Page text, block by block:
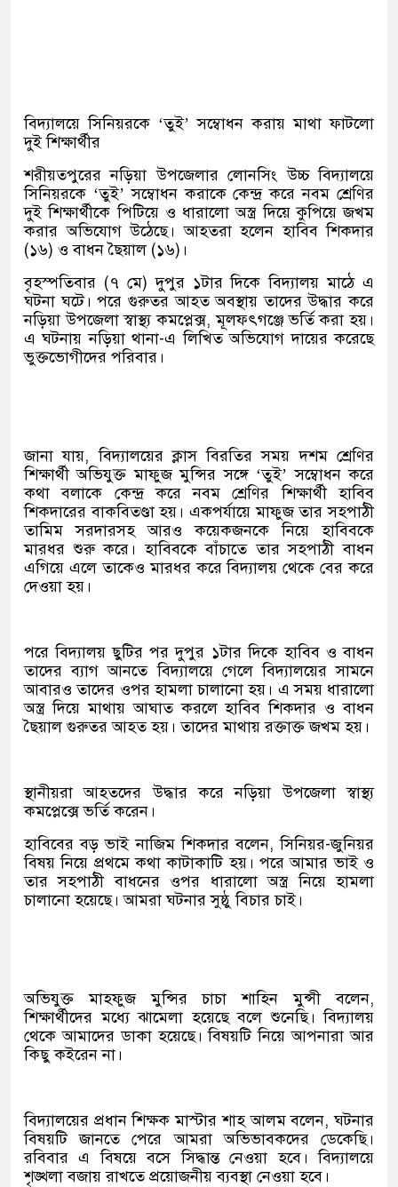
বিদ্যালয়ে সিনিয়রকে ‘তুই’ সম্বোধন করায় মাথা ফাটলো
দুই শিক্ষার্থীর
শরীয়তপুরের নড়িয়া উপজেলার লোনসিং উচ্চ বিদ্যালয়ে
সিনিয়রকে ‘তুই’ সম্বোধন করাকে কেন্দ্র করে নবম শ্রেণির
দুই শিক্ষার্থীকে পিটিয়ে ও ধারালো অস্ত্র দিয়ে কুপিয়ে জখম
করার অভিযোগ উঠেছে। আহতরা হলেন হাবিব শিকদার
(১৬) ও বাধন ছৈয়াল (১৬)।
বৃহস্পতিবার (৭ মে) দুপুর ১টার দিকে বিদ্যালয় মাঠে এ
ঘটনা ঘটে। পরে গুরুতর আহত অবস্থায় তাদের উদ্ধার করে
নড়িয়া উপজেলা স্বাস্থ্য কমপ্লেক্স, মূলফৎগঞ্জে ভর্তি করা হয়।
এ ঘটনায় নড়িয়া থানা-এ লিখিত অভিযোগ দায়ের করেছে
ভুক্তভোগীদের পরিবার।
জানা যায়, বিদ্যালয়ের ক্লাস বিরতির সময় দশম শ্রেণির
শিক্ষার্থী অভিযুক্ত মাফুজ মুন্সির সঙ্গে ‘তুই’ সম্বোধন করে
কথা বলাকে কেন্দ্র করে নবম শ্রেণির শিক্ষার্থী হাবিব
শিকদারের বাকবিতণ্ডা হয়। একপর্যায়ে মাফুজ তার সহপাঠী
তামিম সরদারসহ আরও কয়েকজনকে নিয়ে হাবিবকে
মারধর শুরু করে। হাবিবকে বাঁচাতে তার সহপাঠী বাধন
এগিয়ে এলে তাকেও মারধর করে বিদ্যালয় থেকে বের করে
দেওয়া হয়।
পরে বিদ্যালয় ছুটির পর দুপুর ১টার দিকে হাবিব ও বাধন
তাদের ব্যাগ আনতে বিদ্যালয়ে গেলে বিদ্যালয়ের সামনে
আবারও তাদের ওপর হামলা চালানো হয়। এ সময় ধারালো
অস্ত্র দিয়ে মাথায় আঘাত করলে হাবিব শিকদার ও বাধন
ছৈয়াল গুরুতর আহত হয়। তাদের মাথায় রক্তাক্ত জখম হয়।
স্থানীয়রা আহতদের উদ্ধার করে নড়িয়া উপজেলা স্বাস্থ্য
কমপ্লেক্সে ভর্তি করেন।
হাবিবের বড় ভাই নাজিম শিকদার বলেন, সিনিয়র-জুনিয়র
বিষয় নিয়ে প্রথমে কথা কাটাকাটি হয়। পরে আমার ভাই ও
তার সহপাঠী বাধনের ওপর ধারালো অস্ত্র নিয়ে হামলা
চালানো হয়েছে। আমরা ঘটনার সুষ্ঠু বিচার চাই।
অভিযুক্ত মাহফুজ মুন্সির চাচা শাহিন মুন্সী বলেন,
শিক্ষার্থীদের মধ্যে ঝামেলা হয়েছে বলে শুনেছি। বিদ্যালয়
থেকে আমাদের ডাকা হয়েছে। বিষয়টি নিয়ে আপনারা আর
কিছু কইরেন না।
বিদ্যালয়ের প্রধান শিক্ষক মাস্টার শাহ আলম বলেন, ঘটনার
বিষয়টি জানতে পেরে আমরা অভিভাবকদের ডেকেছি।
রবিবার এ বিষয়ে বসে সিদ্ধান্ত নেওয়া হবে। বিদ্যালয়ে
শৃঙ্খলা বজায় রাখতে প্রয়োজনীয় ব্যবস্থা নেওয়া হবে।